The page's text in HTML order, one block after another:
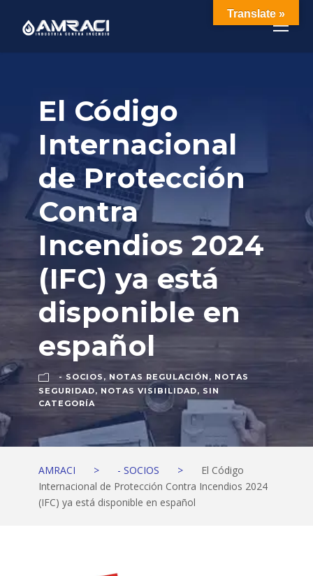
El Código
Internacional
de Protección
Contra
Incendios 2024
(IFC) ya está
disponible en
español
- SOCIOS , NOTAS REGULACIÓN , NOTAS
SEGURIDAD, NOTAS VISIBILIDAD, SIN
CATEGORÍA
AMRACI > - SOCIOS >
El Código
Internacional de Protección Contra Incendios 2024
(IFC) ya está disponible en español
Translate »